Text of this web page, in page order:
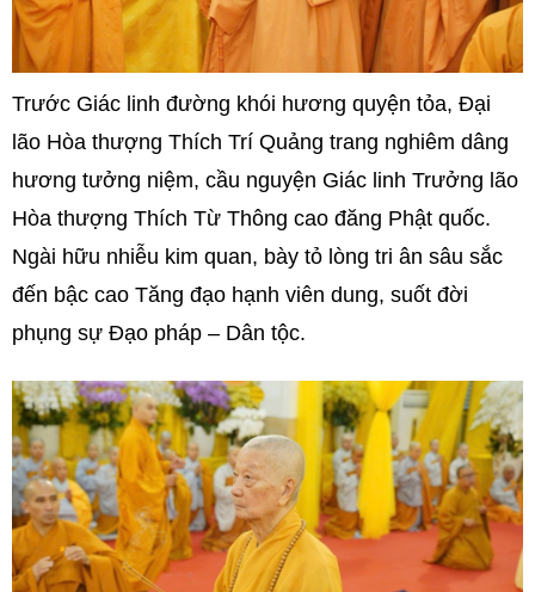
Trước Giác linh đường khói hương quyện tỏa, Đại
lão Hòa thượng Thích Trí Quảng trang nghiêm dâng
hương tưởng niệm, cầu nguyện Giác linh Trưởng lão
Hòa thượng Thích Từ Thông cao đăng Phật quốc.
Ngài hữu nhiễu kim quan, bày tỏ lòng tri ân sâu sắc
đến bậc cao Tăng đạo hạnh viên dung, suốt đời
phụng sự Đạo pháp – Dân tộc.